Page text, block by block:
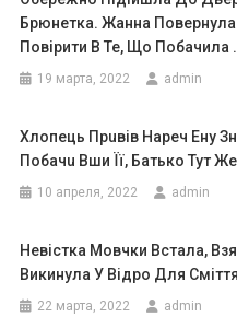
Брюнетка. Жанна
Повірити В Те, Що Побачила
19 марта, 2022 admin
Хлопець Прuвів Наpеч Ену
Побачu Вши Її, Батько Тут
10 апреля, 2022 admin
Невістка Мовчки Встала,
Викинула У Відро Для Сміття
22 марта, 2022 admin